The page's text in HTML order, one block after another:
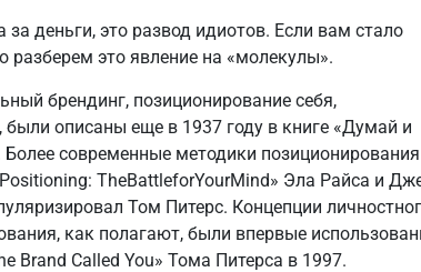
за деньги, это развод идиотов. Если вам стало
разберем это явление на «молекулы».
брендинг, позиционирование себя,
описаны еще в 1937 году в книге «Думай и
Более современные методики позиционирования
TheBattleforYourMind» Эла Райса и
Том Питерс. Концепции
как полагают, были впервые
Brand Called You» Тома Питерса в 1997.